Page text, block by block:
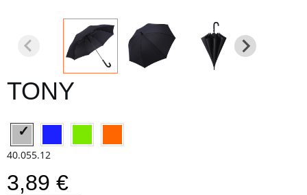
TONY
40.055.12
3,89 €